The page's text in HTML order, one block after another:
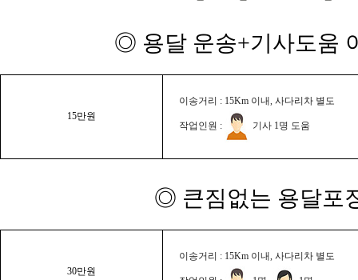
◎ 용달 운송+기사도움
15만원
이송거리 : 15Km 이내, 사다리차 별도
작업인원 : 기사 1명 도움
◎ 큰짐없는 용달포
30만원
이송거리 : 15Km 이내, 사다리차 별도